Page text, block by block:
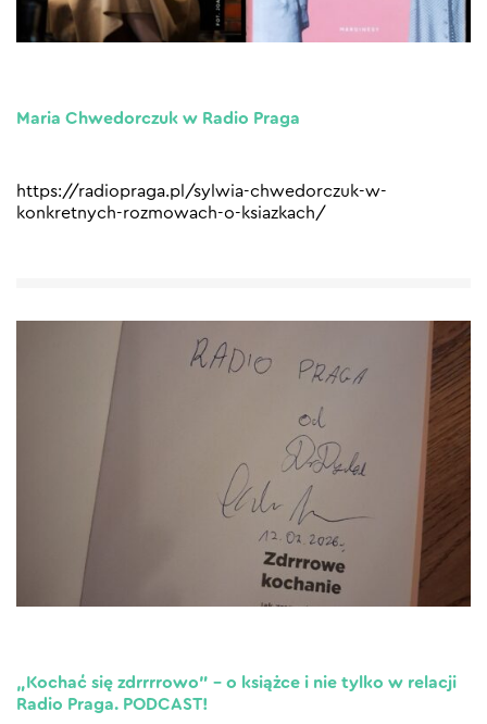
Maria Chwedorczuk w Radio Praga
https://radiopraga.pl/sylwia-chwedorczuk-w-
konkretnych-rozmowach-o-ksiazkach/
„Kochać się zdrrrrowo” – o książce i nie tylko w relacji
Radio Praga. PODCAST!